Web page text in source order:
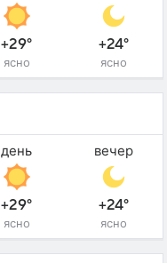
+29°
ясно
+24°
ясно
день
+29°
ясно
вечер
+24°
ясно